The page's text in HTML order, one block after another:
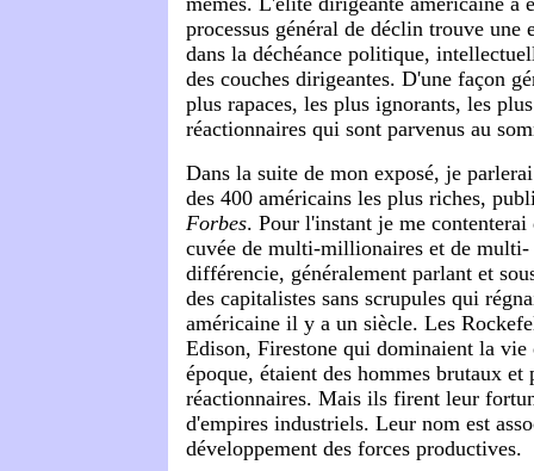
processus général de déclin trouve une
dans la déchéance politique,
des couches dirigeantes. D'une façon
plus rapaces, les plus ignorants, les
réactionnaires qui sont parvenus au
Dans la suite de mon exposé, je
des 400 américains les plus riches,
Forbes. Pour l'instant je me
cuvée de multi-millionaires et de
différencie, généralement parlant et
des capitalistes sans scrupules qui
américaine il y a un siècle. Les
Edison, Firestone qui dominaient la vie
époque, étaient des hommes brutaux
réactionnaires. Mais ils firent leur
d'empires industriels. Leur nom est
développement des forces productives.